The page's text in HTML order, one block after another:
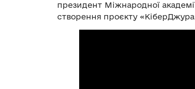
президент Міжнародної
створення проєкту